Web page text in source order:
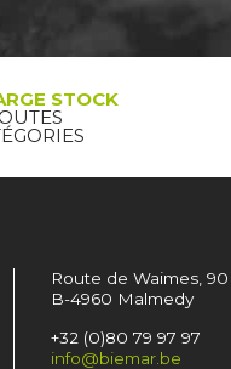
STOCK
Route de Waimes, 90
B-4960 Malmedy
+32 (0)80 79 97 97
info@biemar.be